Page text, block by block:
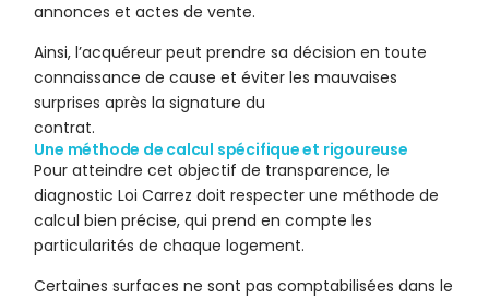
annonces et actes de vente.
Ainsi, l’acquéreur peut prendre sa décision en toute
connaissance de cause et éviter les mauvaises
surprises après la signature du
contrat.
Une méthode de calcul spécifique et rigoureuse
Pour atteindre cet objectif de transparence, le
diagnostic Loi Carrez doit respecter une méthode de
calcul bien précise, qui prend en compte les
particularités de chaque logement.
Certaines surfaces ne sont pas comptabilisées dans le